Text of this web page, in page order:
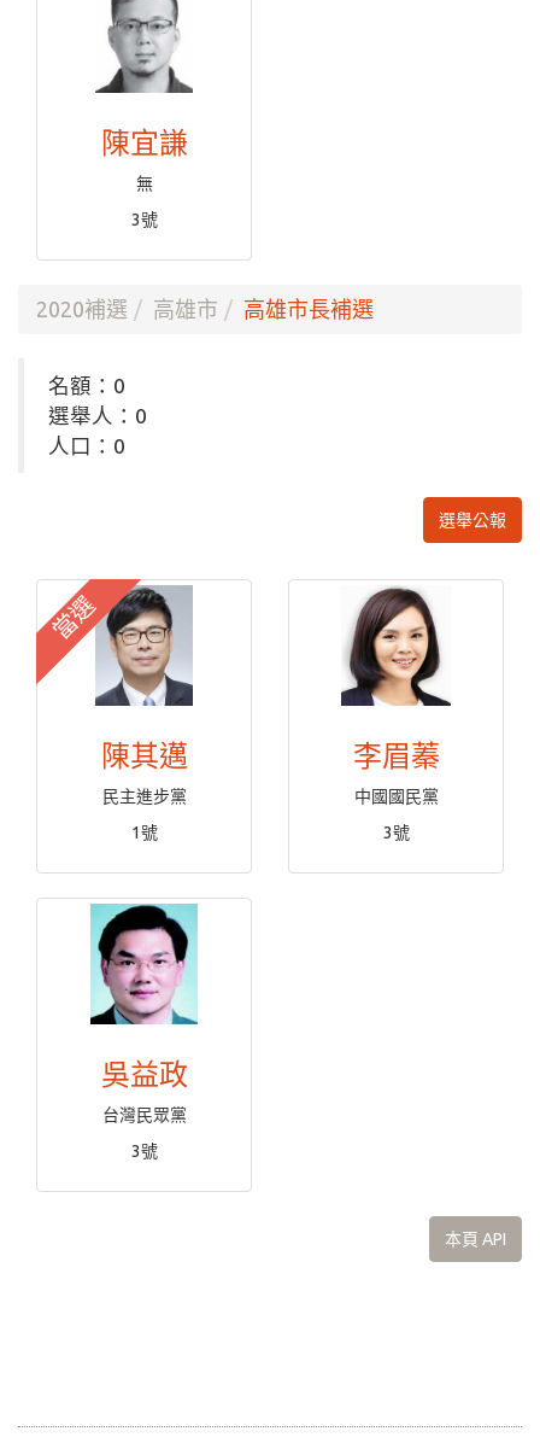
陳宜謙
無
3號
2020補選 高雄市 高雄市長補選
名額：0
選舉人：0
人口：0
選舉公報
當選
陳其邁
民主進步黨
1號
李眉蓁
中國國民黨
3號
吳益政
台灣民眾黨
3號
本頁 API